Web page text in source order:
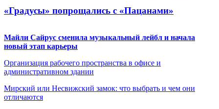
«Градусы» попрощались с «Пацанами»
Майли Сайрус сменила музыкальный лейбл и начала
новый этап карьеры
Организация рабочего пространства в офисе и
административном здании
Мирский или Несвижский замок: что выбрать и чем они
отличаются